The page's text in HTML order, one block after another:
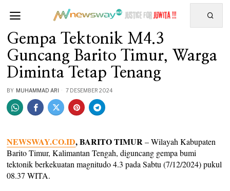
Gempa Tektonik M4.3
Guncang Barito Timur, Warga
Diminta Tetap Tenang
BY MUHAMMAD ARI 7 DESEMBER 2024
NEWSWAY.CO.ID, BARITO TIMUR– Wilayah Kabupaten
Barito Timur, Kalimantan Tengah, diguncang gempa bumi
tektonik berkekuatan magnitudo 4.3 pada Sabtu (7/12/2024) pukul
08.37 WITA.